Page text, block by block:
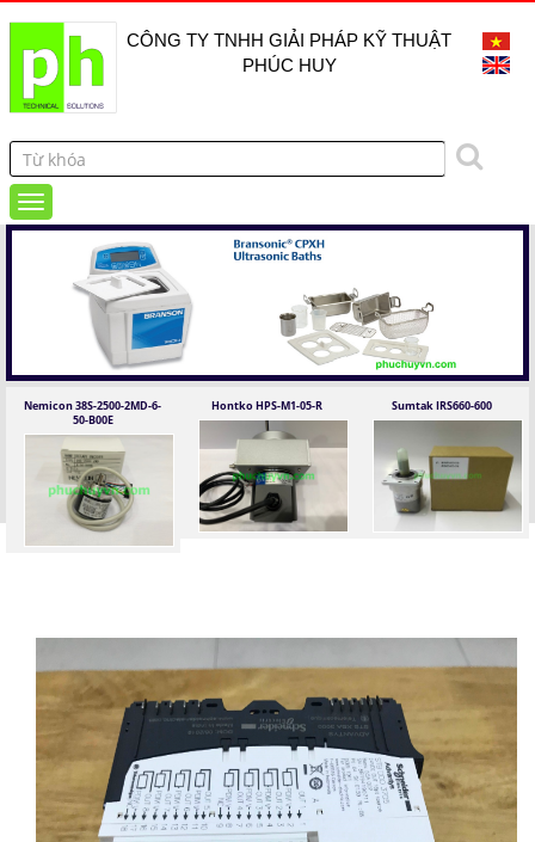
CÔNG TY TNHH GIẢI PHÁP KỸ THUẬT
PHÚC HUY
Nemicon 38S-2500-2MD-6-
50-B00E
Hontko HPS-M1-05-R Sumtak IRS660-600